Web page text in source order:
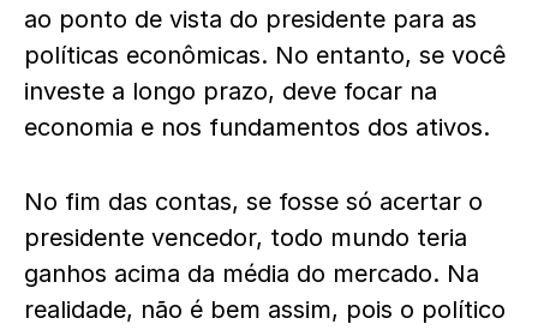
ao ponto de vista do presidente para as
políticas econômicas. No entanto, se você
investe a longo prazo, deve focar na
economia e nos fundamentos dos ativos.
No fim das contas, se fosse só acertar o
presidente vencedor, todo mundo teria
ganhos acima da média do mercado. Na
realidade, não é bem assim, pois o político